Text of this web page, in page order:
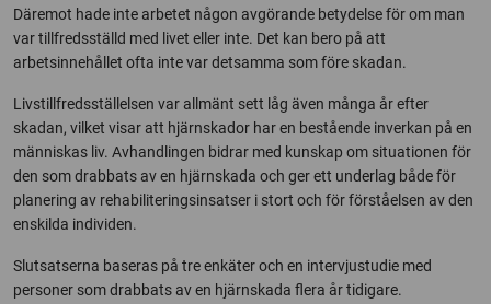
Däremot hade inte arbetet någon avgörande betydelse för om man
var tillfredsställd med livet eller inte. Det kan bero på att
arbetsinnehållet ofta inte var detsamma som före skadan.
Livstillfredsställelsen var allmänt sett låg även många år efter
skadan, vilket visar att hjärnskador har en bestående inverkan på en
människas liv. Avhandlingen bidrar med kunskap om situationen för
den som drabbats av en hjärnskada och ger ett underlag både för
planering av rehabiliteringsinsatser i stort och för förståelsen av den
enskilda individen.
Slutsatserna baseras på tre enkäter och en intervjustudie med
personer som drabbats av en hjärnskada flera år tidigare.